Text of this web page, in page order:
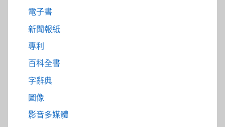
電子書
新聞報紙
專利
百科全書
字辭典
圖像
影音多媒體